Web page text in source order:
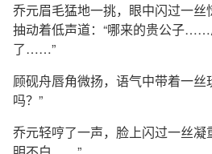
乔元眉毛猛地一挑，眼中闪过一丝
抽动着低声道：“哪来的贵公子
了……”
顾砚舟唇角微扬，语气中带着一丝
吗？”
乔元轻哼了一声，脸上闪过一丝凝